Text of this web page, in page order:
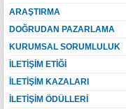
ARAŞTIRMA
DOĞRUDAN PAZARLAMA
KURUMSAL SORUMLULUK
İLETİŞİM ETİĞİ
İLETİŞİM KAZALARI
İLETİŞİM ÖDÜLLERİ